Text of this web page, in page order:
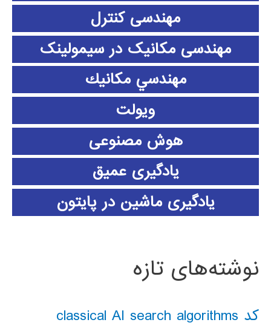
مهندسی کنترل
مهندسی مکانیک در سیمولینک
مهندسي مكانيك
ویولت
هوش مصنوعی
یادگیری عمیق
یادگیری ماشین در پایتون
نوشته‌های تازه
کد classical AI search algorithms